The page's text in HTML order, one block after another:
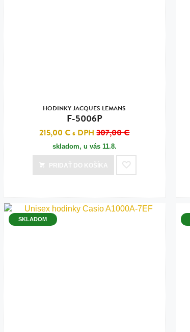
HODINKY JACQUES LEMANS
F-5006P
215,00 €s DPH 307,00 €
skladom, u vás 11.8.
PRIDAŤDO KOŠÍKA
SKLADOM